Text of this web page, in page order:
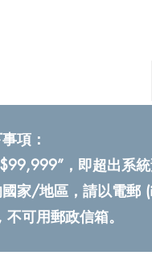
項：
，即超出系統
家/地區，請以電郵 (
可用郵政信箱。